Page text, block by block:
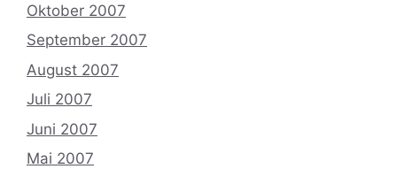
Oktober 2007
September 2007
August 2007
Juli 2007
Juni 2007
Mai 2007